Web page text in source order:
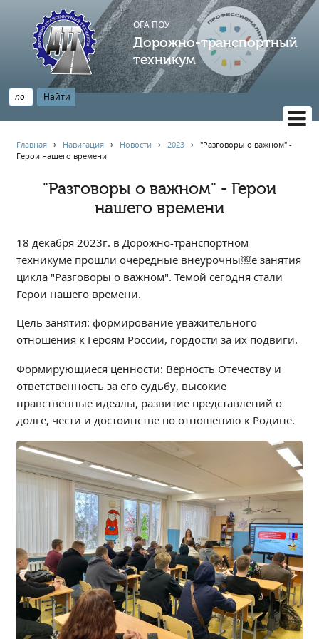
ОГА ПОУ
Дорожно-транспортный
техникум
НАВИГАЦИЯ
Главная
Профессионалитет
Опрос по качеству образования
Новости
Наблюдательный совет
Независимая оценка качества
Профориентация
Обращения онлайн
Контакты
Региональный центр по профилактике ДДТТ
Центр карьеры
Противодействие коррупции
Всероссийское чемпионатное движение
Региональная инновационная площадка
СВЕДЕНИЯ ОБ ОБРАЗОВАТЕЛЬНОЙ ОРГАНИЗАЦИИ
Основные сведения
Структура и органы управления образовательной
организацией
Документы
Главная › Навигация › Новости ›2023 ›"Разговоры о важном" -
Герои нашего времени
"Разговоры о важном" - Герои
нашего времени
18 декабря 2023г. в Дорожно-транспортном
техникуме прошли очередные внеурочны￼е занятия
цикла "Разговоры о важном". Темой сегодня стали
Герои нашего времени.
Цель занятия: формирование уважительного
отношения к Героям России, гордости за их подвиги.
Формирующиеся ценности: Верность Отечеству и
ответственность за его судьбу, высокие
нравственные идеалы, развитие представлений о
долге, чести и достоинстве по отношению к Родине.